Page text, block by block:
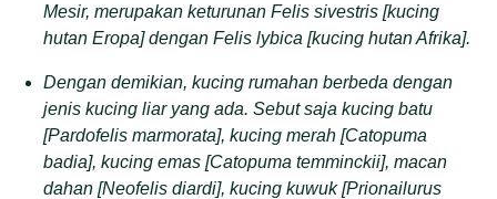
Mesir, merupakan keturunan Felis sivestris[kucing
hutanEropa]dengan Felis lybica[kucing hutanAfrika].
Dengan demikian,kucing rumahanberbeda dengan
jenis kucing liar yang ada. Sebut sajakucing batu
[Pardofelis marmorata], kucing merah [Catopuma
badia], kucing emas [Catopuma temminckii], macan
dahan [Neofelis diardi], kucing kuwuk [Prionailurus